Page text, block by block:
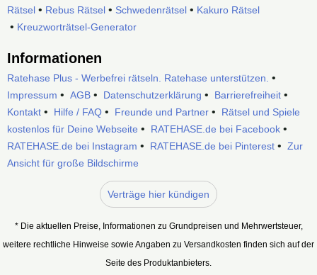
Rätsel • Rebus Rätsel • Schwedenrätsel • Kakuro Rätsel
• Kreuzworträtsel-Generator
Informationen
Ratehase Plus - Werbefrei rätseln. Ratehase unterstützen. •
Impressum • AGB • Datenschutzerklärung • Barrierefreiheit •
Kontakt • Hilfe / FAQ • Freunde und Partner • Rätsel und Spiele
kostenlos für Deine Webseite • RATEHASE.de bei Facebook •
RATEHASE.de bei Instagram • RATEHASE.de bei Pinterest • Zur
Ansicht für große Bildschirme
Verträge hier kündigen
* Die aktuellen Preise, Informationen zu Grundpreisen und Mehrwertsteuer,
weitere rechtliche Hinweise sowie Angaben zu Versandkosten finden sich auf der
Seite des Produktanbieters.